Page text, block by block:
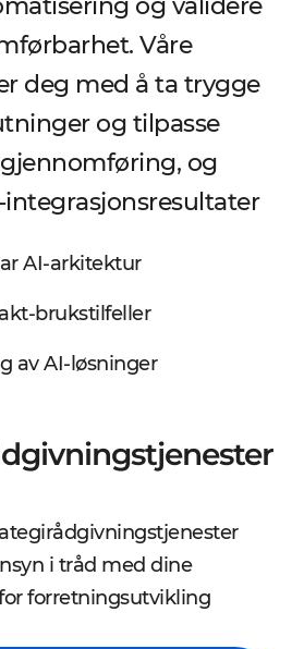
og validere
Våre
deg med å ta trygge
og tilpasse
og
integrasjonsresultater
AI-arkitektur
brukstilfeller
av AI-løsninger
i tråd med dine
forretningsutvikling